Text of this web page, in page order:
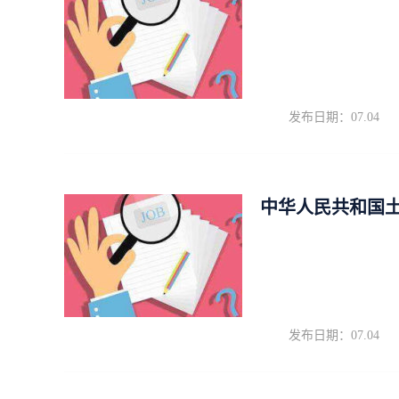
发布日期：07.04
中华人民共和国
发布日期：07.04